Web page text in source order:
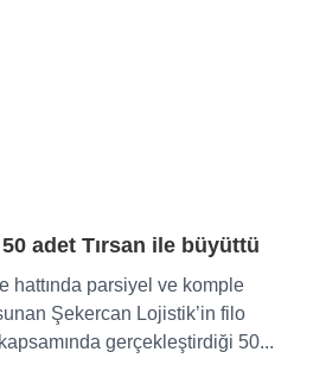
adet Tırsan ile büyüttü
hattında parsiyel ve komple
Şekercan Lojistik’in filo
gerçekleştirdiği 50...